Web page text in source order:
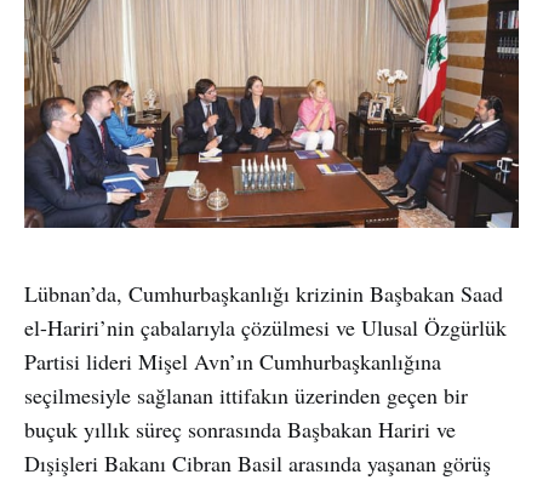
Lübnan’da, Cumhurbaşkanlığı krizinin Başbakan Saad
el-Hariri’nin çabalarıyla çözülmesi ve Ulusal Özgürlük
Partisi lideri Mişel Avn’ın Cumhurbaşkanlığına
seçilmesiyle sağlanan ittifakın üzerinden geçen bir
buçuk yıllık süreç sonrasında Başbakan Hariri ve
Dışişleri Bakanı Cibran Basil arasında yaşanan görüş